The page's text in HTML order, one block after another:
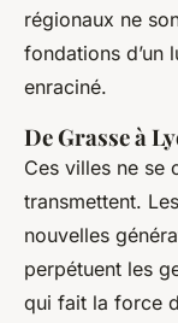
régionaux ne
fondations d’un
enraciné.
De Grasse à
Ces villes ne se
transmettent.
nouvelles
perpétuent les
qui fait la force